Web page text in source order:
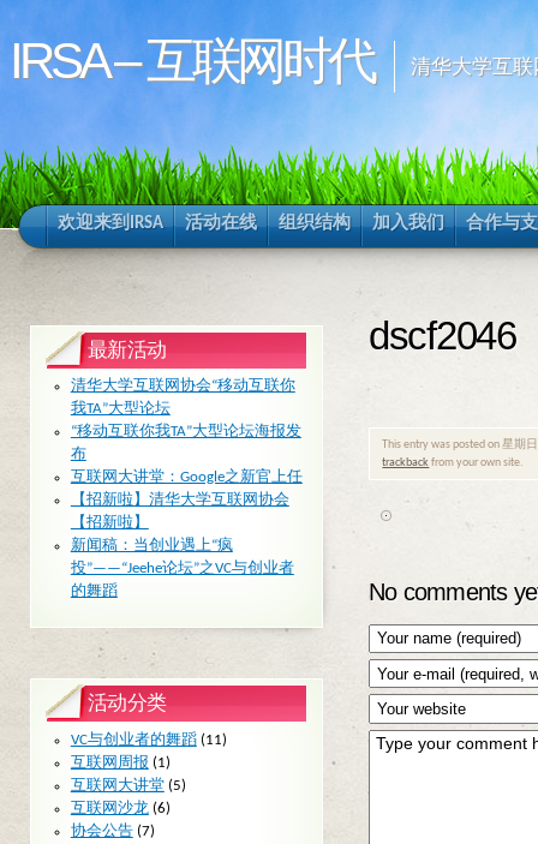
IRSA – 互联网时代 清华大学互
欢迎来到IRSA 活动在线 组织结构 加入我们 合作与
dscf2046
This entry was posted on 星期
trackback from your own site.
No comments
最新活动
清华大学互联网协会“移动互联你
我TA”大型论坛
“移动互联你我TA”大型论坛海报发
布
互联网大讲堂：Google之新官上任
【招新啦】清华大学互联网协会
【招新啦】
新闻稿：当创业遇上“疯
投”——“Jeehe论坛”之VC与创业者
的舞蹈
活动分类
VC与创业者的舞蹈(11)
互联网周报 (1)
互联网大讲堂(5)
互联网沙龙 (6)
协会公告(7)